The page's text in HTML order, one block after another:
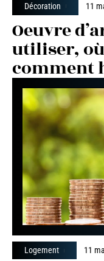
Décoration 11
Oeuvre
utiliser,
comment
Logement 11